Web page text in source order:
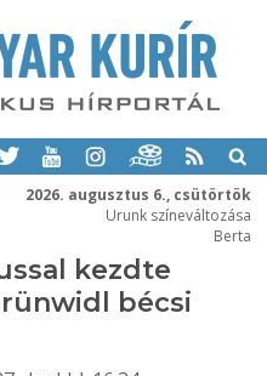
2026. augusztus 6., csütörtök
Urunk színeváltozása
Berta
kezdte
bécsi